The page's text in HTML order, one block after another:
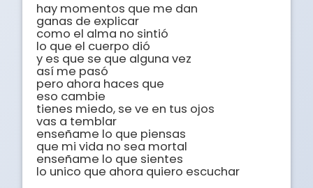
hay momentos que me dan
ganas de explicar
como el alma no sintió
lo que el cuerpo dió
y es que se que alguna vez
así me pasó
pero ahora haces que
eso cambie
tienes miedo, se ve en tus ojos
vas a temblar
enseñame lo que piensas
que mi vida no sea mortal
enseñame lo que sientes
lo unico que ahora quiero escuchar